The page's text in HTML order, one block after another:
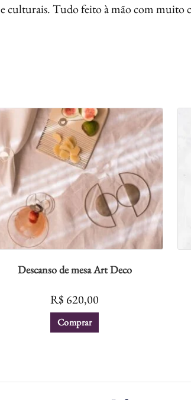
culturais. Tudo feito à mão com muito
Descanso de mesa Art Deco
R$ 620,00
Comprar